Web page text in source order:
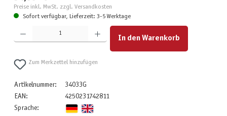
Preise inkl. MwSt. zzgl. Versandkosten
Sofort verfügbar, Lieferzeit: 3-5 Werktage
Produkt Anzahl: Gib den gewünschten Wert ein oder benutze die Schaltflächen um die Anzahl zu
In den Warenkorb
Zum Merkzettel hinzufügen
Artikelnummer:
34033G
EAN:
4250231742811
Sprache: